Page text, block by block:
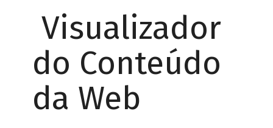
Visualizador
do Conteúdo
da Web